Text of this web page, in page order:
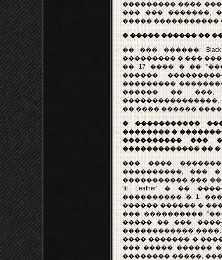
��������� ����
��� ��� �������,
����� �����������
� ����� ������ ��
�� ��� ������; Black
��������� � ���
�� 17 ���� � ��
������
���������
������ ��
�� ���� ������
� �����������
�������� � ���������
���������� ���
������������� �� �
��� ���� �������
����������, ���
����������� ���
'til Leather' � ��
���������� � 1.
������ ������ �
��� ����������
����� �� ���
������������ ����.
���� ������� �
��� ����� ������
�������� �����,